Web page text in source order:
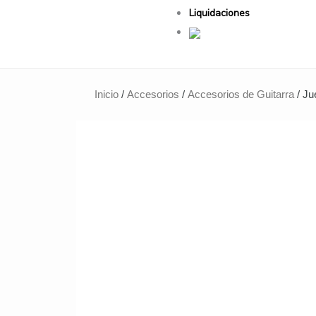
Liquidaciones
Inicio /Accesorios /Accesorios de Guitarra /